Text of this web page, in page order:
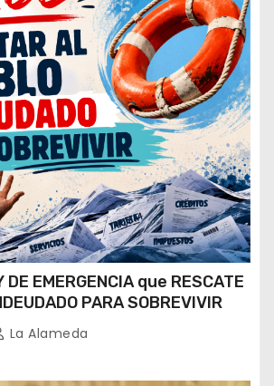
DE EMERGENCIA que RESCATE
PARA SOBREVIVIR
La Alameda